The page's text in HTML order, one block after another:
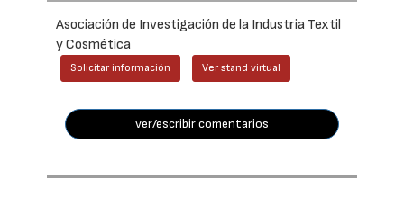
Asociación de Investigación de la Industria Textil
y Cosmética
Solicitar información Ver stand virtual
ver/escribir comentarios